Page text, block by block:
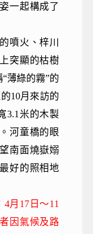
一起構成了
噴火、梓川
突顯的枯樹
薄綠的霧”的
10月來訪的
3.1米的木製
河童橋的眼
南面燒嶽嫋
好的照相地
月17日～11
因氣候及路